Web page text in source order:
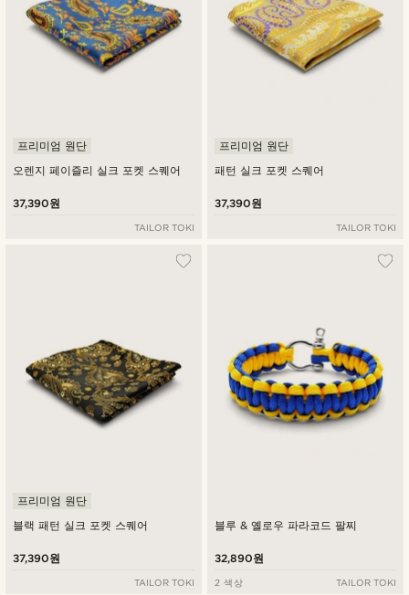
오렌지 페이즐리 실크 포켓 스퀘어
프리미엄 원단
37,390원
TAILOR TOKI
패턴 실크 포켓 스퀘어
프리미엄 원단
37,390원
TAILOR TOKI
블랙 패턴 실크 포켓 스퀘어
프리미엄 원단
37,390원
TAILOR TOKI
블루 & 옐로우 파라코드 팔찌
32,890원
2 색상 TAILOR TOKI